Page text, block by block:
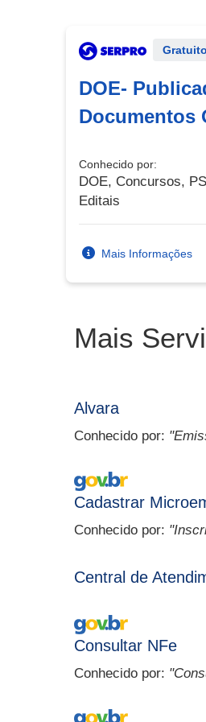
Serviço Externo Gratuito
DOE-
Documentos
Conhecido por:
DOE, Concursos,
Editais
Mais Informações
Mais
Alvara
Conhecido por:
Serviço Externo
Cadastrar
Conhecido por:
Central de
Serviço Externo
Consultar NFe
Conhecido por:
Serviço Externo